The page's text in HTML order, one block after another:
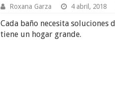
Roxana Garza 4 abril, 2018
Cada baño necesita soluciones
tiene un hogar grande.